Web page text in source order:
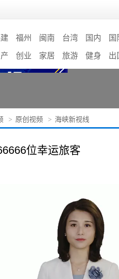
福州 闽南 台湾 国内 国
创业 家居 旅游 健身 出
> 原创视频 > 海峡新视线
位幸运旅客